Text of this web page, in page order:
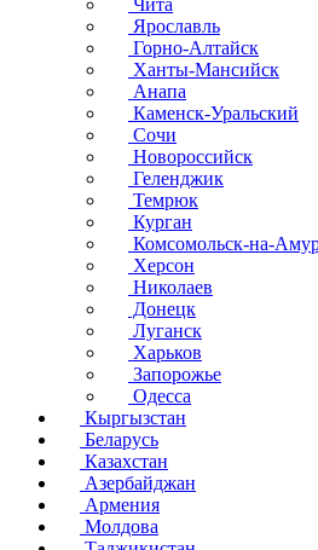
Чита
Ярославль
Горно-Алтайск
Ханты-Мансийск
Анапа
Каменск-Уральский
Сочи
Новороссийск
Геленджик
Темрюк
Курган
Комсомольск-на-
Херсон
Николаев
Донецк
Луганск
Харьков
Запорожье
Одесса
Кыргызстан
Беларусь
Казахстан
Азербайджан
Армения
Молдова